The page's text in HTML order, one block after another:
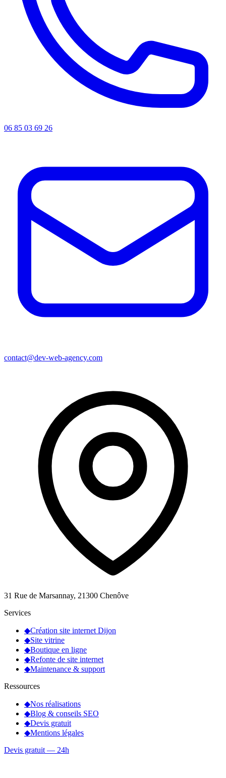
06 85 03 69 26
contact@dev-web-agency.com
31 Rue de Marsannay, 21300 Chenôve
Services
◆Création site internet Dijon
◆Site vitrine
◆Boutique en ligne
◆Refonte de site internet
◆Maintenance & support
Ressources
◆Nos réalisations
◆Blog & conseils SEO
◆Devis gratuit
◆Mentions légales
Devis gratuit — 24h